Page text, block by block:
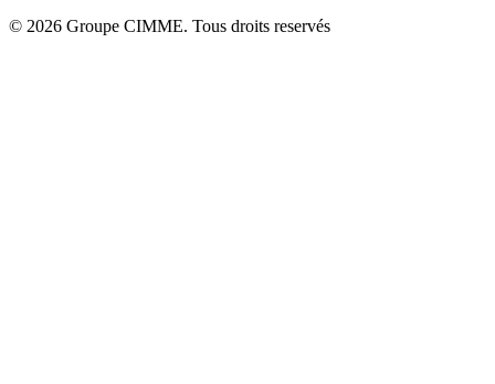
© 2026 Groupe CIMME. Tous droits reservés